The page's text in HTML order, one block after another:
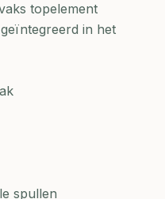
topelement
in het
spullen